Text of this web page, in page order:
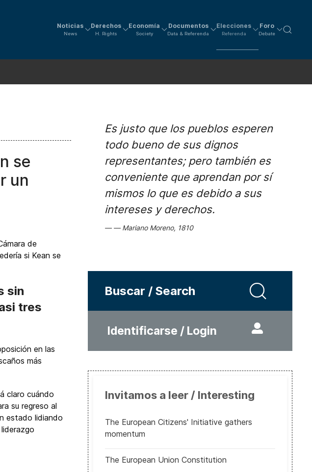
Noticias
News
Derechos
H. Rights
Economía
Society
Documentos
Data & Referenda
Elecciones
Referenda
Foro
Debate
se
un
de
si Kean se
sin
tres
en las
más
claro cuándo
su regreso al
estado lidiando
Es justo que los pueblos esperen
todo bueno de sus dignos
representantes; pero también es
conveniente que aprendan por sí
mismos lo que es debido a sus
intereses y derechos.
Mariano Moreno, 1810
Buscar / Search
Identificarse / Login
Invitamos a leer / Interesting
The European Citizens' Initiative gathers
momentum
The European Union Constitution